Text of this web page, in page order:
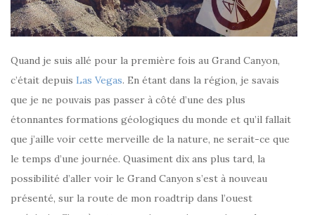
Quand je suis allé pour la première fois au Grand Canyon,
c’était depuis Las Vegas. En étant dans la région, je savais
que je ne pouvais pas passer à côté d’une des plus
étonnantes formations géologiques du monde et qu’il fallait
que j’aille voir cette merveille de la nature, ne serait-ce que
le temps d’une journée. Quasiment dix ans plus tard, la
possibilité d’aller voir le Grand Canyon s’est à nouveau
présenté, sur la route de mon roadtrip dans l’ouest